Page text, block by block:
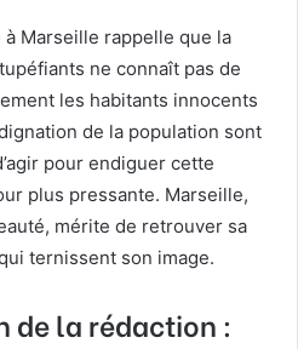
à Marseille rappelle que la
ne connaît pas de
les habitants innocents
de la population sont
pour endiguer cette
plus pressante. Marseille,
mérite de retrouver sa
ternissent son image.
de la rédaction :